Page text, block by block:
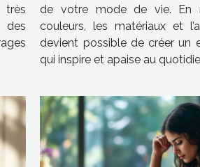
très
des
de votre mode de vie. En
couleurs, les matériaux et
devient possible de créer un
qui inspire et apaise au